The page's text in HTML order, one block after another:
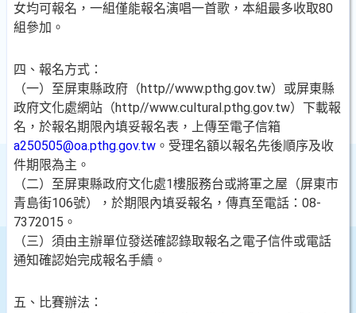
女均可報名，一組僅能報名演唱一首歌，本組最多收取80
組參加。
四、報名方式：
（一）至屏東縣政府（http//www.pthg.gov.tw）或屏東縣
政府文化處網站（http//www.cultural.pthg.gov.tw）下載報
名，於報名期限內填妥報名表，上傳至電子信箱
a250505@oa.pthg.gov.tw 。受理名額以報名先後順序及收
件期限為主。
（二）至屏東縣政府文化處1樓服務台或將軍之屋（屏東市
青島街106號），於期限內填妥報名，傳真至電話：08-
7372015。
（三）須由主辦單位發送確認錄取報名之電子信件或電話
通知確認始完成報名手續。
五、比賽辦法：